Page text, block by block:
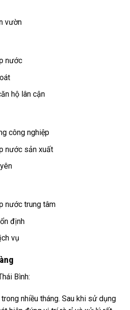
vườn
nước
hộ lân cận
công nghiệp
nước sản xuất
nước trung tâm
định
vụ
Bình:
nhiều tháng. Sau khi sử dụng